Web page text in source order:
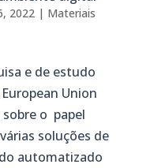
2022| Materiais
e de estudo
Union
o papel
soluções de
automatizado